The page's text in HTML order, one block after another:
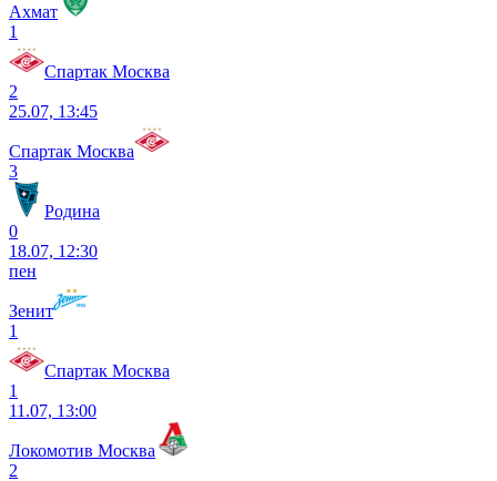
Ахмат
1
Спартак Москва
2
25.07, 13:45
Спартак Москва
3
Родина
0
18.07, 12:30
пен
Зенит
1
Спартак Москва
1
11.07, 13:00
Локомотив Москва
2